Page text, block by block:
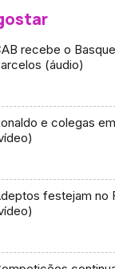
recebe o
(áudio)
e colegas
festejam no